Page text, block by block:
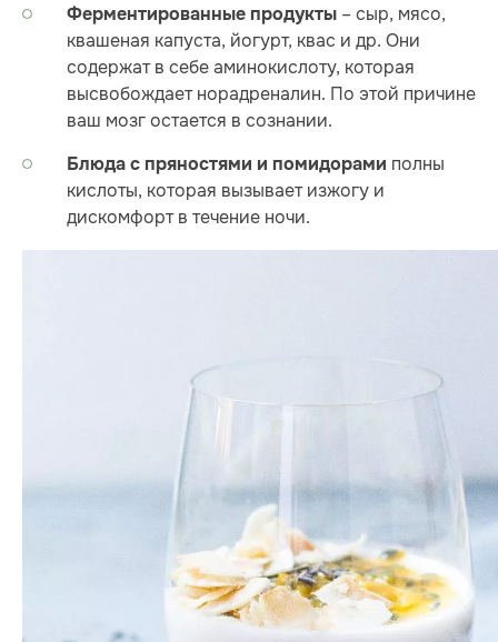
Ферментированные продукты – сыр, мясо,
квашеная капуста, йогурт, квас и др. Они
содержат в себе аминокислоту, которая
высвобождает норадреналин. По этой причине
ваш мозг остается в сознании.
Блюда с пряностями и помидорами полны
кислоты, которая вызывает изжогу и
дискомфорт в течение ночи.